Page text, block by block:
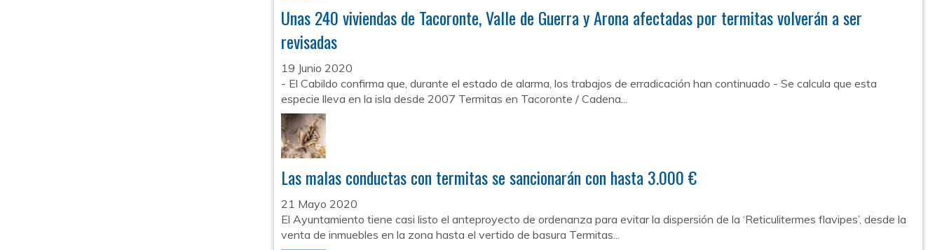
Unas 240 viviendas de Tacoronte, Valle de Guerra y Arona afectadas por termitas volverán a ser
revisadas
19 Junio 2020
- El Cabildo confirma que, durante el estado de alarma, los trabajos de erradicación han continuado - Se calcula que esta
especie lleva en la isla desde 2007 Termitas en Tacoronte / Cadena...
Las malas conductas con termitas se sancionarán con hasta 3.000 €
21 Mayo 2020
El Ayuntamiento tiene casi listo el anteproyecto de ordenanza para evitar la dispersión de la ‘Reticulitermes flavipes’, desde la
venta de inmuebles en la zona hasta el vertido de basura Termitas...